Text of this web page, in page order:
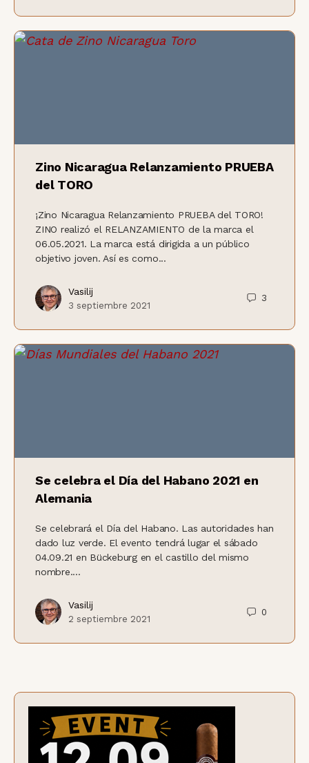
Zino Nicaragua Relanzamiento PRUEBA
del TORO
¡Zino Nicaragua Relanzamiento PRUEBA del TORO!
ZINO realizó el RELANZAMIENTO de la marca el
06.05.2021. La marca está dirigida a un público
objetivo joven. Así es como...
Vasilij
3 septiembre 2021
3
Se celebra el Día del Habano 2021 en
Alemania
Se celebrará el Día del Habano. Las autoridades han
dado luz verde. El evento tendrá lugar el sábado
04.09.21 en Bückeburg en el castillo del mismo
nombre....
Vasilij
2 septiembre 2021
0